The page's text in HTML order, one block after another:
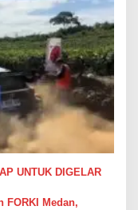
UNTUK DIGELAR
FORKI Medan,